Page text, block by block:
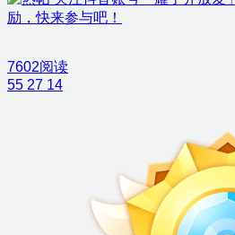
励，快来参与吧！
7602阅读
55 27 14